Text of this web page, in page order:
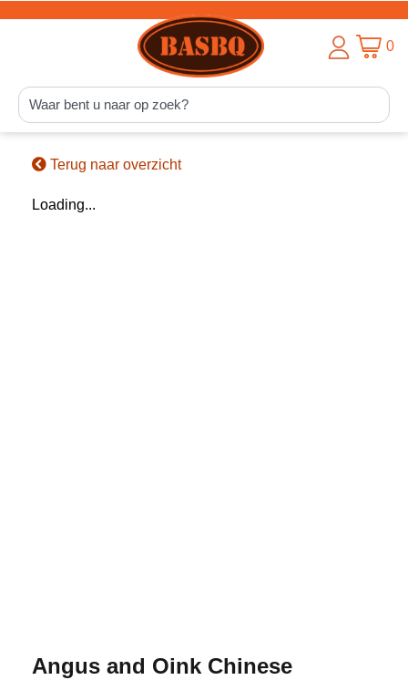
0
Terug naar overzicht
Loading...
Angus and Oink Chinese